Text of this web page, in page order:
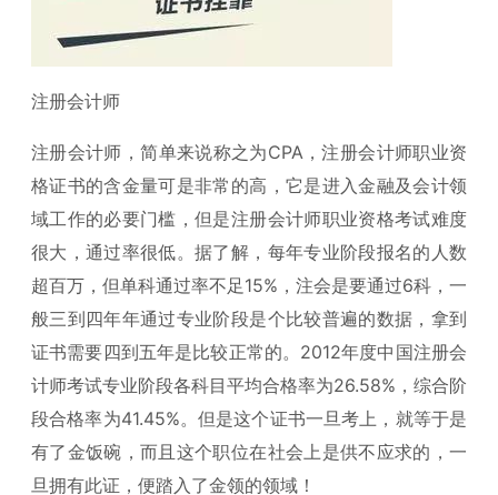
注册会计师
注册会计师，简单来说称之为CPA，注册会计师职业资
格证书的含金量可是非常的高，它是进入金融及会计领
域工作的必要门槛，但是注册会计师职业资格考试难度
很大，通过率很低。据了解，每年专业阶段报名的人数
超百万，但单科通过率不足15%，注会是要通过6科，一
般三到四年年通过专业阶段是个比较普遍的数据，拿到
证书需要四到五年是比较正常的。2012年度中国注册会
计师考试专业阶段各科目平均合格率为26.58%，综合阶
段合格率为41.45%。但是这个证书一旦考上，就等于是
有了金饭碗，而且这个职位在社会上是供不应求的，一
旦拥有此证，便踏入了金领的领域！